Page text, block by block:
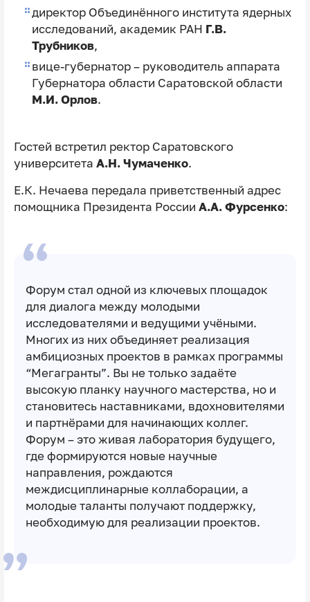
директор Объединённого института ядерных
исследований, академик РАН Г.В.
Трубников,
вице-губернатор – руководитель аппарата
Губернатора области Саратовской области
М.И. Орлов.
Гостей встретил ректор Саратовского
университета А.Н. Чумаченко.
Е.К. Нечаева передала приветственный адрес
помощника Президента России А.А. Фурсенко:
Форум стал одной из ключевых площадок
для диалога между молодыми
исследователями и ведущими учёными.
Многих из них объединяет реализация
амбициозных проектов в рамках программы
“Мегагранты”. Вы не только задаёте
высокую планку научного мастерства, но и
становитесь наставниками, вдохновителями
и партнёрами для начинающих коллег.
Форум – это живая лаборатория будущего,
где формируются новые научные
направления, рождаются
междисциплинарные коллаборации, а
молодые таланты получают поддержку,
необходимую для реализации проектов.